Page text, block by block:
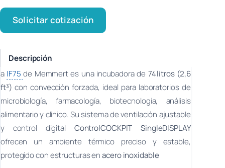
Solicitar cotización
Descripción
a IF75 de Memmert es una incubadora de 74 litros (2,6
ft³) con convección forzada, ideal para laboratorios de
microbiología, farmacología, biotecnología, análisis
alimentario y clínico. Su sistema de ventilación ajustable
y control digital ControlCOCKPIT SingleDISPLAY
ofrecen un ambiente térmico preciso y estable,
protegido con estructuras enacero inoxidable